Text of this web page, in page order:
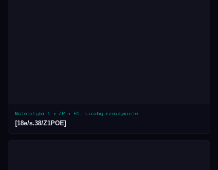
Matematyka 1 › ZP › R1. Liczby rzeczywiste
[18e/s.38/Z1POE]